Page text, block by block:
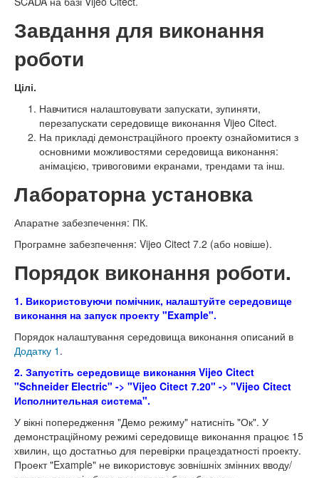
Завдання для виконання
роботи
Цілі.
Навчитися налаштовувати запускати, зупиняти,
перезапускати середовище виконання Vijeo Citect.
На прикладі демонстраційного проекту ознайомитися з
основними можливостями середовища виконання:
анімацією, тривоговими екранами, трендами та інш.
Лабораторна установка
Апаратне забезпечення: ПК.
Програмне забезпечення: Vijeo Citect 7.2 (або новіше).
Порядок виконання роботи.
1. Використовуючи помічник, налаштуйте середовище
виконання на запуск проекту "Example".
Порядок налаштування середовища виконання описаний в
Додатку 1 .
2. Запустіть середовище виконання Vijeo Citect
"Schneider Electric" -> "Vijeo Citect 7.20" -> "Vijeo Citect
Исполнительная система".
У вікні попередження "Демо режиму" натисніть "Ок". У
демонстраційному режимі середовище виконання працює 15
хвилин, що достатньо для перевірки працездатності проекту.
Проект "Example" не використовує зовнішніх змінних вводу/